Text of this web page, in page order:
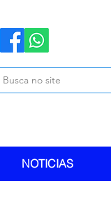
NOTICIAS